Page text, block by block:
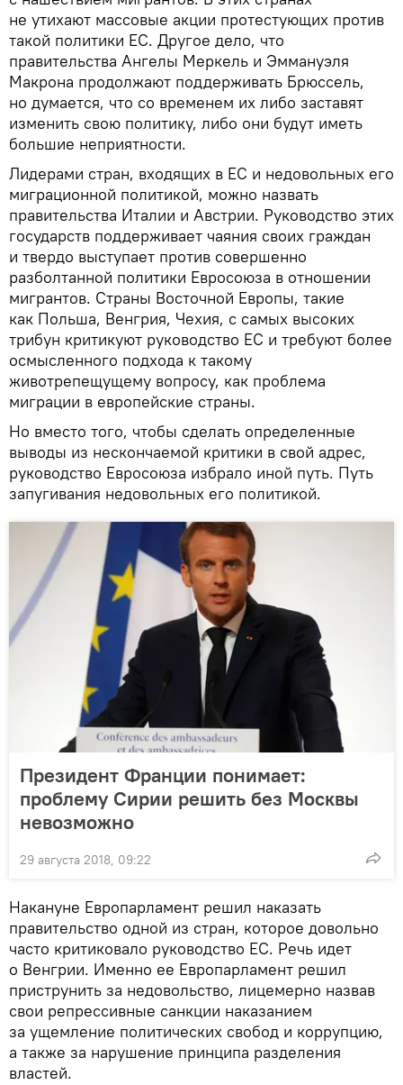
не утихают массовые акции протестующих против
такой политики ЕС. Другое дело, что
правительства Ангелы Меркель и Эммануэля
Макрона продолжают поддерживать Брюссель,
но думается, что со временем их либо заставят
изменить свою политику, либо они будут иметь
большие неприятности.
Лидерами стран, входящих в ЕС и недовольных его
миграционной политикой, можно назвать
правительства Италии и Австрии. Руководство этих
государств поддерживает чаяния своих граждан
и твердо выступает против совершенно
разболтанной политики Евросоюза в отношении
мигрантов. Страны Восточной Европы, такие
как Польша, Венгрия, Чехия, с самых высоких
трибун критикуют руководство ЕС и требуют более
осмысленного подхода к такому
животрепещущему вопросу, как проблема
миграции в европейские страны.
Но вместо того, чтобы сделать определенные
выводы из нескончаемой критики в свой адрес,
руководство Евросоюза избрало иной путь. Путь
запугивания недовольных его политикой.
Президент Франции понимает:
проблему Сирии решить без Москвы
невозможно
29 августа 2018, 09:22
Накануне Европарламент решил наказать
правительство одной из стран, которое довольно
часто критиковало руководство ЕС. Речь идет
о Венгрии. Именно ее Европарламент решил
приструнить за недовольство, лицемерно назвав
свои репрессивные санкции наказанием
за ущемление политических свобод и коррупцию,
а также за нарушение принципа разделения
властей.